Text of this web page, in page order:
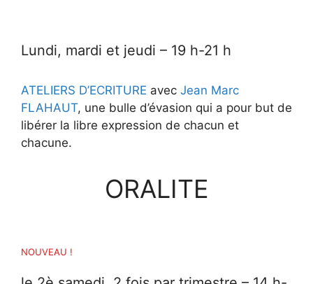
Lundi, mardi et jeudi – 19 h-21 h
ATELIERS D’ECRITURE avec Jean Marc
FLAHAUT, une bulle d’évasion qui a pour but de
libérer la libre expression de chacun et
chacune.
ORALITE
NOUVEAU !